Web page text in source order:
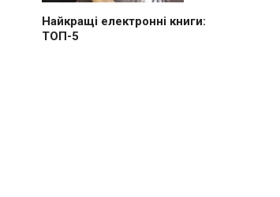
Найкращі електронні книги:
ТОП-5